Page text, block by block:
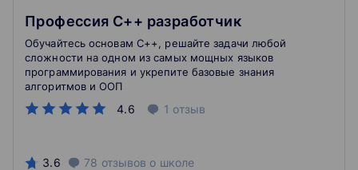
Профессия C++ разработчик
4.6 1 отзыв
Обучайтесь основам С++, решайте задачи любой
сложности на одном из самых мощных языков
программирования и укрепите базовые знания
алгоритмов и ООП
3.6 78 отзывов о школе